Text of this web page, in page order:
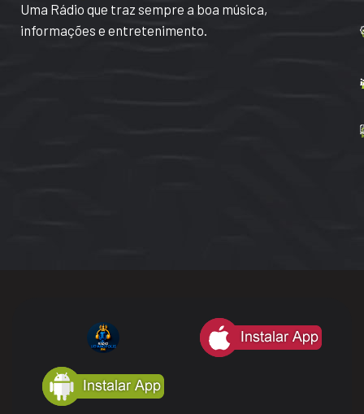
Uma Rádio que traz sempre a boa música,
informações e entretenimento.